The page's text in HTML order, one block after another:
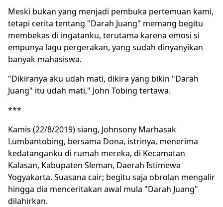
Meski bukan yang menjadi pembuka pertemuan kami,
tetapi cerita tentang "Darah Juang" memang begitu
membekas di ingatanku, terutama karena emosi si
empunya lagu pergerakan, yang sudah dinyanyikan
banyak mahasiswa.
"Dikiranya aku udah mati, dikira yang bikin "Darah
Juang" itu udah mati," John Tobing tertawa.
***
Kamis (22/8/2019) siang, Johnsony Marhasak
Lumbantobing, bersama Dona, istrinya, menerima
kedatanganku di rumah mereka, di Kecamatan
Kalasan, Kabupaten Sleman, Daerah Istimewa
Yogyakarta. Suasana cair; begitu saja obrolan mengalir
hingga dia menceritakan awal mula "Darah Juang"
dilahirkan.